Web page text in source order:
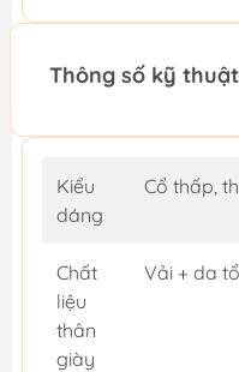
Thông số kỹ thuật
Kiểu
dáng
Cổ thấp,
Chất
liệu
thân
giày
Vải + da